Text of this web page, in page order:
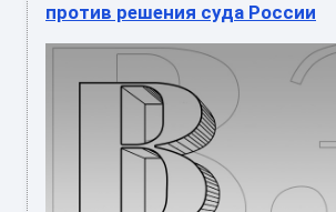
против решения суда России